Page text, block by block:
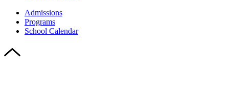
Admissions
Programs
School Calendar